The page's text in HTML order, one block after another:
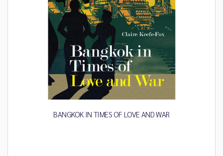
BANGKOK IN TIMES OF LOVE AND WAR